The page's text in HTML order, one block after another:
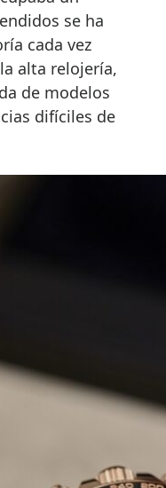
se ha
cada vez
alta relojería,
de modelos
difíciles de